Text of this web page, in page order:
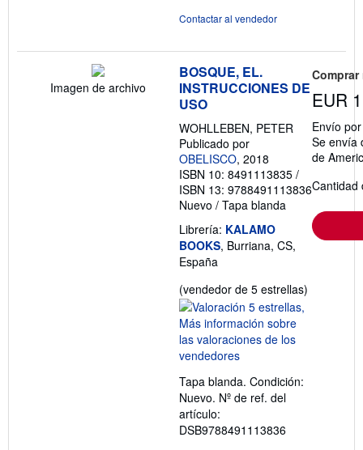
Contactar al vendedor
Imagen de archivo
BOSQUE, EL.
INSTRUCCIONES DE
USO
WOHLLEBEN, PETER
Publicado por
OBELISCO, 2018
ISBN 10: 8491113835 /
ISBN 13: 9788491113836
Nuevo / Tapa blanda
Librería: KALAMO
BOOKS, Burriana, CS,
España
(vendedor de 5 estrellas)
Tapa blanda. Condición:
Nuevo. Nº de ref. del
artículo:
DSB9788491113836
EUR
Envío
Se envía
de
Cantidad